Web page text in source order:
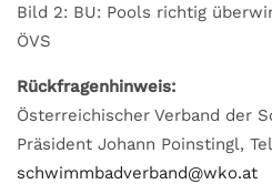
Bild 2: BU: Pools richtig
ÖVS
Rückfragenhinweis:
Österreichischer Verband der
Präsident Johann Poinstingl,
schwimmbadverband@wko.at